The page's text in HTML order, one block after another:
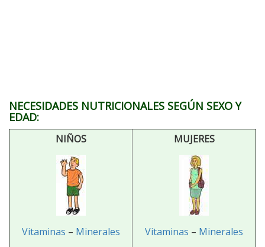
NECESIDADES NUTRICIONALES SEGÚN SEXO Y
EDAD:
NIÑOS
Vitaminas – Minerales
MUJERES
Vitaminas – Minerales